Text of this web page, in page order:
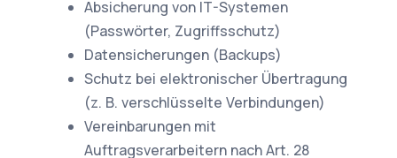
Absicherung von IT-Systemen
(Passwörter, Zugriffsschutz)
Datensicherungen (Backups)
Schutz bei elektronischer Übertragung
(z. B. verschlüsselte Verbindungen)
Vereinbarungen mit
Auftragsverarbeitern nach Art. 28